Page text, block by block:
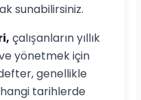
sunabilirsiniz.
çalışanların yıllık
yönetmek için
genellikle
hangi tarihlerde